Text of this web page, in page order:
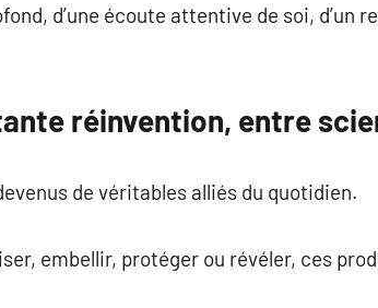
d’une écoute attentive de soi, d’un
réinvention, entre
de véritables alliés du quotidien.
embellir, protéger ou révéler, ces